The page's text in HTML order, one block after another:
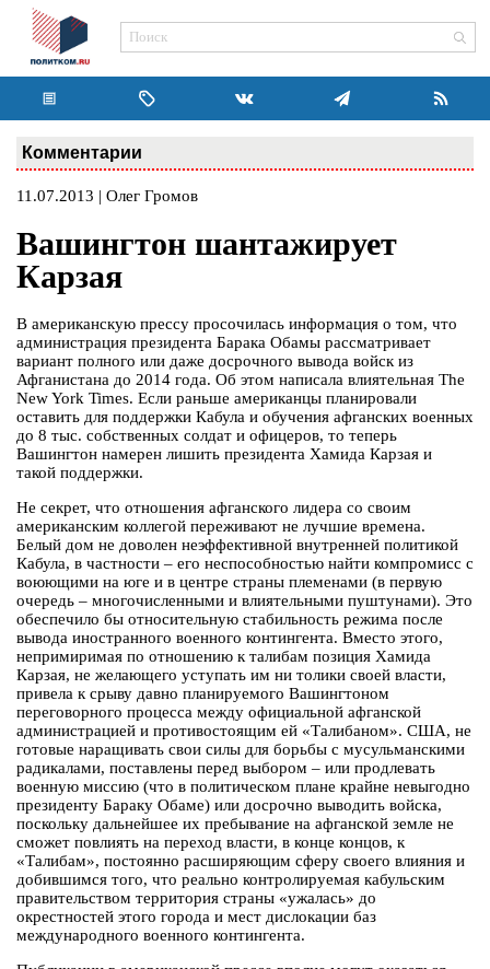
Комментарии
11.07.2013 | Олег Громов
Вашингтон шантажирует
Карзая
В американскую прессу просочилась информация о том, что
администрация президента Барака Обамы рассматривает
вариант полного или даже досрочного вывода войск из
Афганистана до 2014 года. Об этом написала влиятельная The
New York Times. Если раньше американцы планировали
оставить для поддержки Кабула и обучения афганских военных
до 8 тыс. собственных солдат и офицеров, то теперь
Вашингтон намерен лишить президента Хамида Карзая и
такой поддержки.
Не секрет, что отношения афганского лидера со своим
американским коллегой переживают не лучшие времена.
Белый дом не доволен неэффективной внутренней политикой
Кабула, в частности – его неспособностью найти компромисс с
воюющими на юге и в центре страны племенами (в первую
очередь – многочисленными и влиятельными пуштунами). Это
обеспечило бы относительную стабильность режима после
вывода иностранного военного контингента. Вместо этого,
непримиримая по отношению к талибам позиция Хамида
Карзая, не желающего уступать им ни толики своей власти,
привела к срыву давно планируемого Вашингтоном
переговорного процесса между официальной афганской
администрацией и противостоящим ей «Талибаном». США, не
готовые наращивать свои силы для борьбы с мусульманскими
радикалами, поставлены перед выбором – или продлевать
военную миссию (что в политическом плане крайне невыгодно
президенту Бараку Обаме) или досрочно выводить войска,
поскольку дальнейшее их пребывание на афганской земле не
сможет повлиять на переход власти, в конце концов, к
«Талибам», постоянно расширяющим сферу своего влияния и
добившимся того, что реально контролируемая кабульским
правительством территория страны «ужалась» до
окрестностей этого города и мест дислокации баз
международного военного контингента.